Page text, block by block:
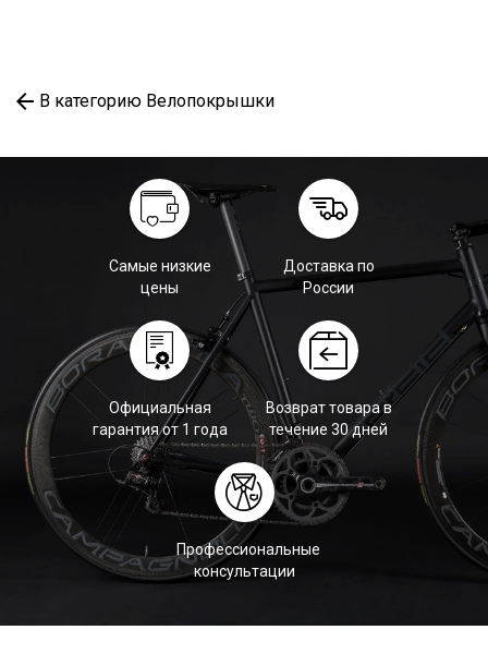
В категорию Велопокрышки
Самые низкие
цены
Доставка по
России
Официальная
гарантия от 1 года
Возврат товара в
течение 30 дней
Профессиональные
консультации